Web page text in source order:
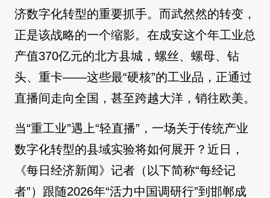
济数字化转型的重要抓手。而武然然的转变，
正是该战略的一个缩影。在成安这个年工业总
产值370亿元的北方县城，螺丝、螺母、钻
头、重卡——这些最“硬核”的工业品，正通过
直播间走向全国，甚至跨越大洋，销往欧美。
当“重工业”遇上“轻直播”，一场关于传统产业
数字化转型的县域实验将如何展开？近日，
《每日经济新闻》记者（以下简称“每经记
者”）跟随2026年“活力中国调研行”到邯郸成